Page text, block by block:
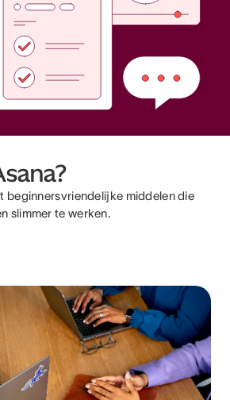
beginnersvriendelijke middelen die
slimmer te werken.